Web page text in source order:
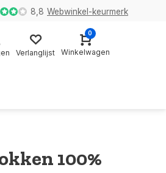
8,8 Webwinkel-keurmerk
Verlanglijst
0
Winkelwagen
100%